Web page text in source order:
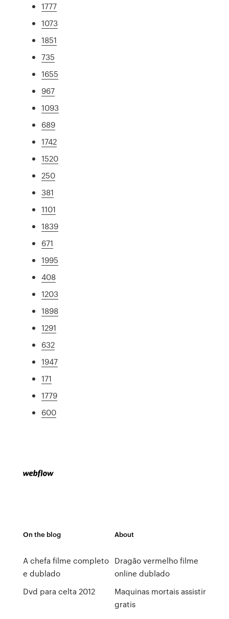
1777
1073
1851
735
1655
967
1093
689
1742
1520
250
381
1101
1839
671
1995
408
1203
1898
1291
632
1947
171
1779
600
On the blog
A chefa filme completo
e dublado
Dvd para celta 2012
About
Dragão vermelho filme
online dublado
Maquinas mortais assistir
gratis